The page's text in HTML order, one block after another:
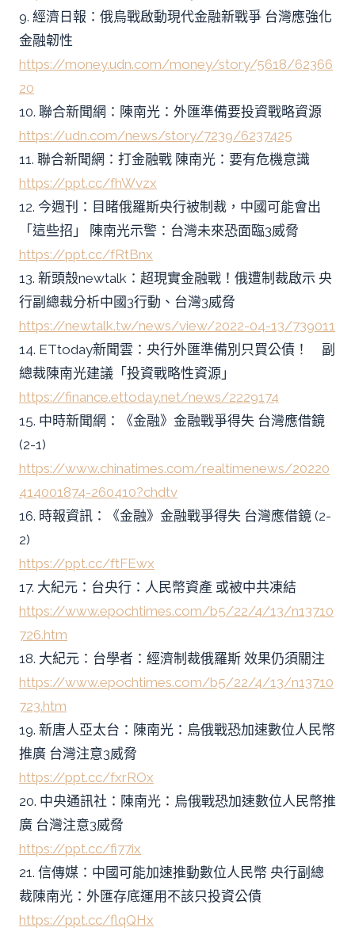
9. 經濟日報：俄烏戰啟動現代金融新戰爭 台灣應強化
金融韌性
https://money.udn.com/money/story/5618/62366
20
10. 聯合新聞網：陳南光：外匯準備要投資戰略資源
https://udn.com/news/story/7239/6237425
11. 聯合新聞網：打金融戰 陳南光：要有危機意識
https://ppt.cc/fhWvzx
12. 今週刊：目睹俄羅斯央行被制裁，中國可能會出
「這些招」 陳南光示警：台灣未來恐面臨3威脅
https://ppt.cc/fRtBnx
13. 新頭殼newtalk：超現實金融戰！俄遭制裁啟示 央
行副總裁分析中國3行動、台灣3威脅
https://newtalk.tw/news/view/2022-04-13/739011
14. ETtoday新聞雲：央行外匯準備別只買公債！ 副
總裁陳南光建議「投資戰略性資源」
https://finance.ettoday.net/news/2229174
15. 中時新聞網：《金融》金融戰爭得失 台灣應借鏡
(2-1)
https://www.chinatimes.com/realtimenews/20220
414001874-260410?chdtv
16. 時報資訊：《金融》金融戰爭得失 台灣應借鏡 (2-
2)
https://ppt.cc/ftFEwx
17. 大紀元：台央行：人民幣資產 或被中共凍結
https://www.epochtimes.com/b5/22/4/13/n13710
726.htm
18. 大紀元：台學者：經濟制裁俄羅斯 效果仍須關注
https://www.epochtimes.com/b5/22/4/13/n13710
723.htm
19. 新唐人亞太台：陳南光：烏俄戰恐加速數位人民幣
推廣 台灣注意3威脅
https://ppt.cc/fxrROx
20. 中央通訊社：陳南光：烏俄戰恐加速數位人民幣推
廣 台灣注意3威脅
https://ppt.cc/fi77ix
21. 信傳媒：中國可能加速推動數位人民幣 央行副總
裁陳南光：外匯存底運用不該只投資公債
https://ppt.cc/flqQHx